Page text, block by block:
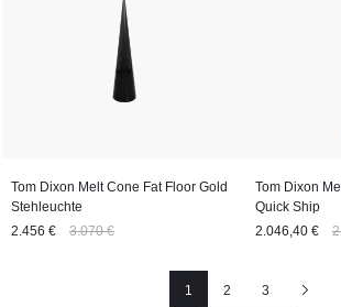
Tom Dixon Melt Cone Fat Floor Gold
Stehleuchte
2.456 €
3.070 €
Tom Dixon
Quick Ship
2.046,40 €
Seite
1
Seite
2 3
Nächste